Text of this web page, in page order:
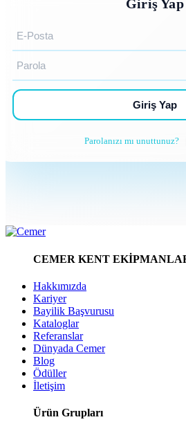
Giriş Yap
Giriş Yap
Parolanızı mı unuttunuz?
CEMER KENT
Hakkımızda
Kariyer
Bayilik Başvurusu
Kataloglar
Referanslar
Dünyada Cemer
Blog
Ödüller
İletişim
Ürün Grupları